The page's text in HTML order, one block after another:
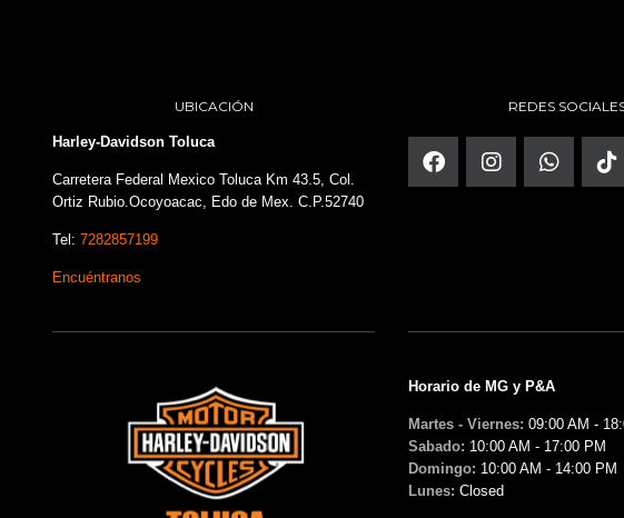
UBICACIÓN
Harley-Davidson Toluca
Carretera Federal Mexico Toluca Km 43.5, Col.
Ortiz Rubio.Ocoyoacac, Edo de Mex. C.P.52740
Tel: 7282857199
Encuéntranos
REDES
Horario de MG y P&A
Martes - Viernes: 09:00 AM -
Sabado: 10:00 AM - 17:00 PM
Domingo: 10:00 AM - 14:00 PM
Lunes: Closed